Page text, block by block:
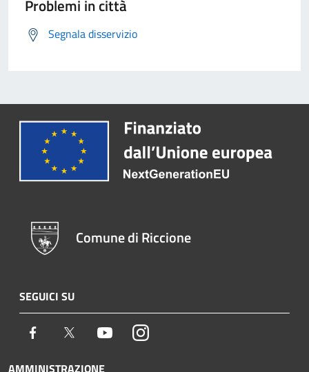
Problemi in città
Segnala disservizio
Comune di Riccione
SEGUICI SU
Facebook Twitter YoutubeInstagram
AMMINISTRAZIONE